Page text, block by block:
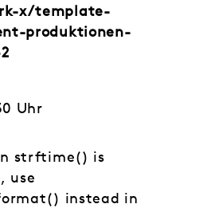
x/template-
produktionen-
Uhr
strftime() is
use
instead in